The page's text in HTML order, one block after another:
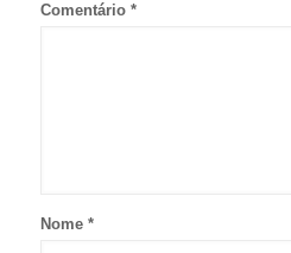
Comentário *
Nome *